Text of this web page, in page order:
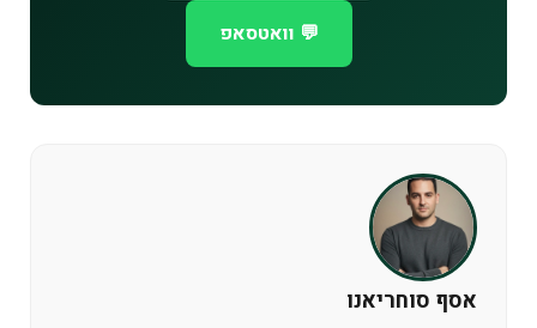
💬 וואטסאפ
אסף סוחריאנו